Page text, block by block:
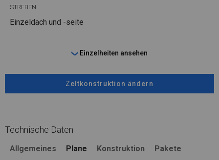
STREBEN
Einzeldach und -seite
Einzelheiten ansehen
Zeltkonstruktion ändern
Technische Daten
Allgemeines Plane Konstruktion Pakete